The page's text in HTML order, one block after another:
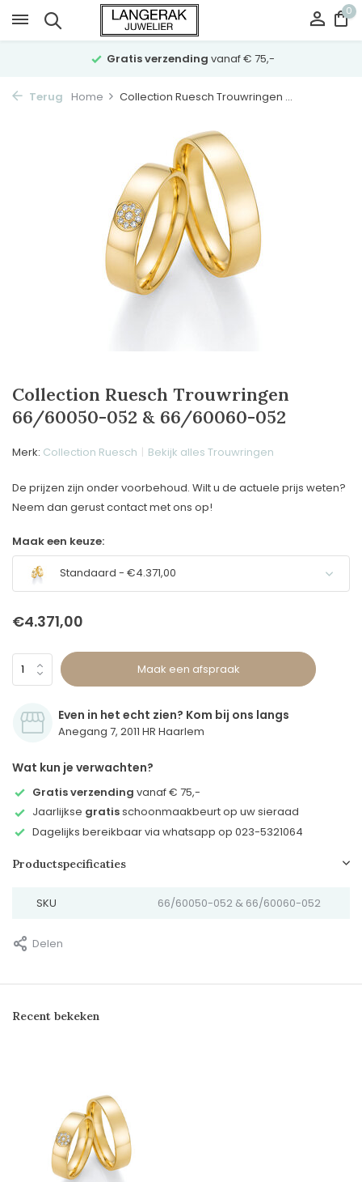
0
Gratis verzending vanaf € 75,-
Terug Home Collection Ruesch Trouwringen ...
Collection Ruesch Trouwringen
66/60050-052 & 66/60060-052
Merk: Collection Ruesch Bekijk alles Trouwringen
De prijzen zijn onder voorbehoud. Wilt u de actuele prijs weten?
Neem dan gerust contact met ons op!
Maak een keuze:
Standaard - €4.371,00
€4.371,00
Maak een afspraak
Even in het echt zien? Kom bij ons langs
Anegang 7, 2011 HR Haarlem
Wat kun je verwachten?
Gratis verzending vanaf € 75,-
Jaarlijkse gratisschoonmaakbeurt op uw sieraad
Dagelijks bereikbaar via whatsapp op 023-5321064
Productspecificaties
SKU 66/60050-052 & 66/60060-052
Delen
Recent bekeken